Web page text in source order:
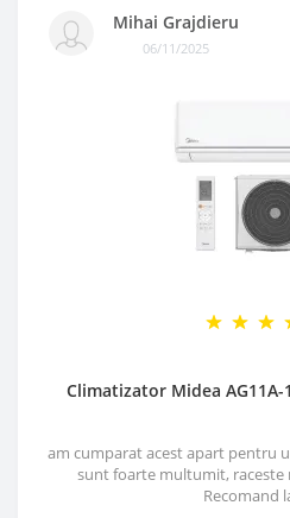
Mihai Grajdieru
06/11/2025
Climatizator Midea AG11A-
am cumparat acest apart pentru
sunt foarte multumit, raceste
Recomand